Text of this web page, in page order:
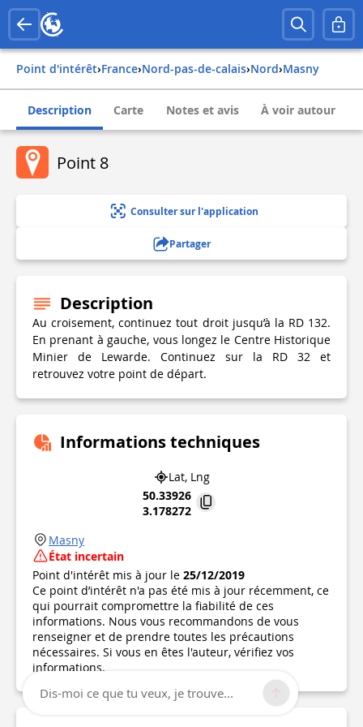
Point d'intérêt› france› nord-pas-de-calais› nord› masny
Description Carte Notes et avis À voir autour
Point 8
Consulter sur l'application
Partager
Description
Au croisement, continuez tout droit jusqu’à la RD 132.
En prenant à gauche, vous longez le Centre Historique
Minier de Lewarde. Continuez sur la RD 32 et
retrouvez votre point de départ.
Informations techniques
Lat, Lng
50.33926
3.178272
Masny
État incertain
Point d'intérêt mis à jour le 25/12/2019
Ce point d’intérêt n'a pas été mis à jour récemment, ce
qui pourrait compromettre la fiabilité de ces
informations. Nous vous recommandons de vous
renseigner et de prendre toutes les précautions
nécessaires. Si vous en êtes l'auteur, vérifiez vos
informations.
Dis-moi ce que tu veux, je trouve...